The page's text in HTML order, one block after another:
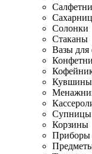
Солонки
Стаканы
Вазы для
Кувшины
Супницы
Корзины
Приборы